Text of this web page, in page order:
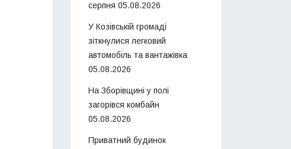
серпня 05.08.2026
У Козівській громаді
зіткнулися легковий
автомобіль та вантажівка
05.08.2026
На Зборівщині у полі
загорівся комбайн
05.08.2026
Приватний будинок